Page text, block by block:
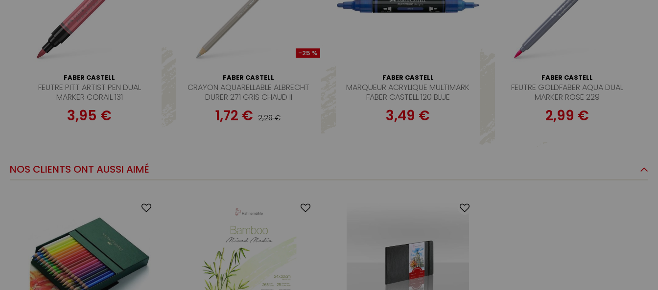
FABER CASTELL
FEUTRE PITT ARTIST PEN DUAL
MARKER CORAIL 131
3,95 €
-25 %
FABER CASTELL
CRAYON AQUARELLABLE ALBRECHT
DURER 271 GRIS CHAUD II
1,72 € 2,29 €
FABER CASTELL
MARQUEUR ACRYLIQUE MULTIMARK
FABER CASTELL 120 BLUE
3,49 €
FABER CASTELL
FEUTRE GOLDFABER AQUA DUAL
MARKER ROSE 229
2,99 €
NOS CLIENTS ONT AUSSI AIMÉ